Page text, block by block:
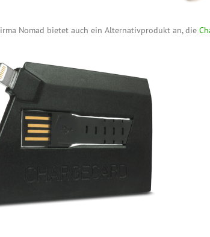
Nomad bietet auch ein Alternativprodukt an, die